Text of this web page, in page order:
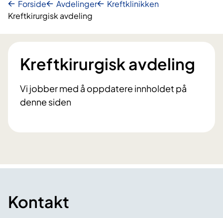
Forside Avdelinger
Kreftklinikken
Kreftkirurgisk avdeling
Kreftkirurgisk avdeling
Vi jobber med å oppdatere innholdet på
denne siden
Kontakt